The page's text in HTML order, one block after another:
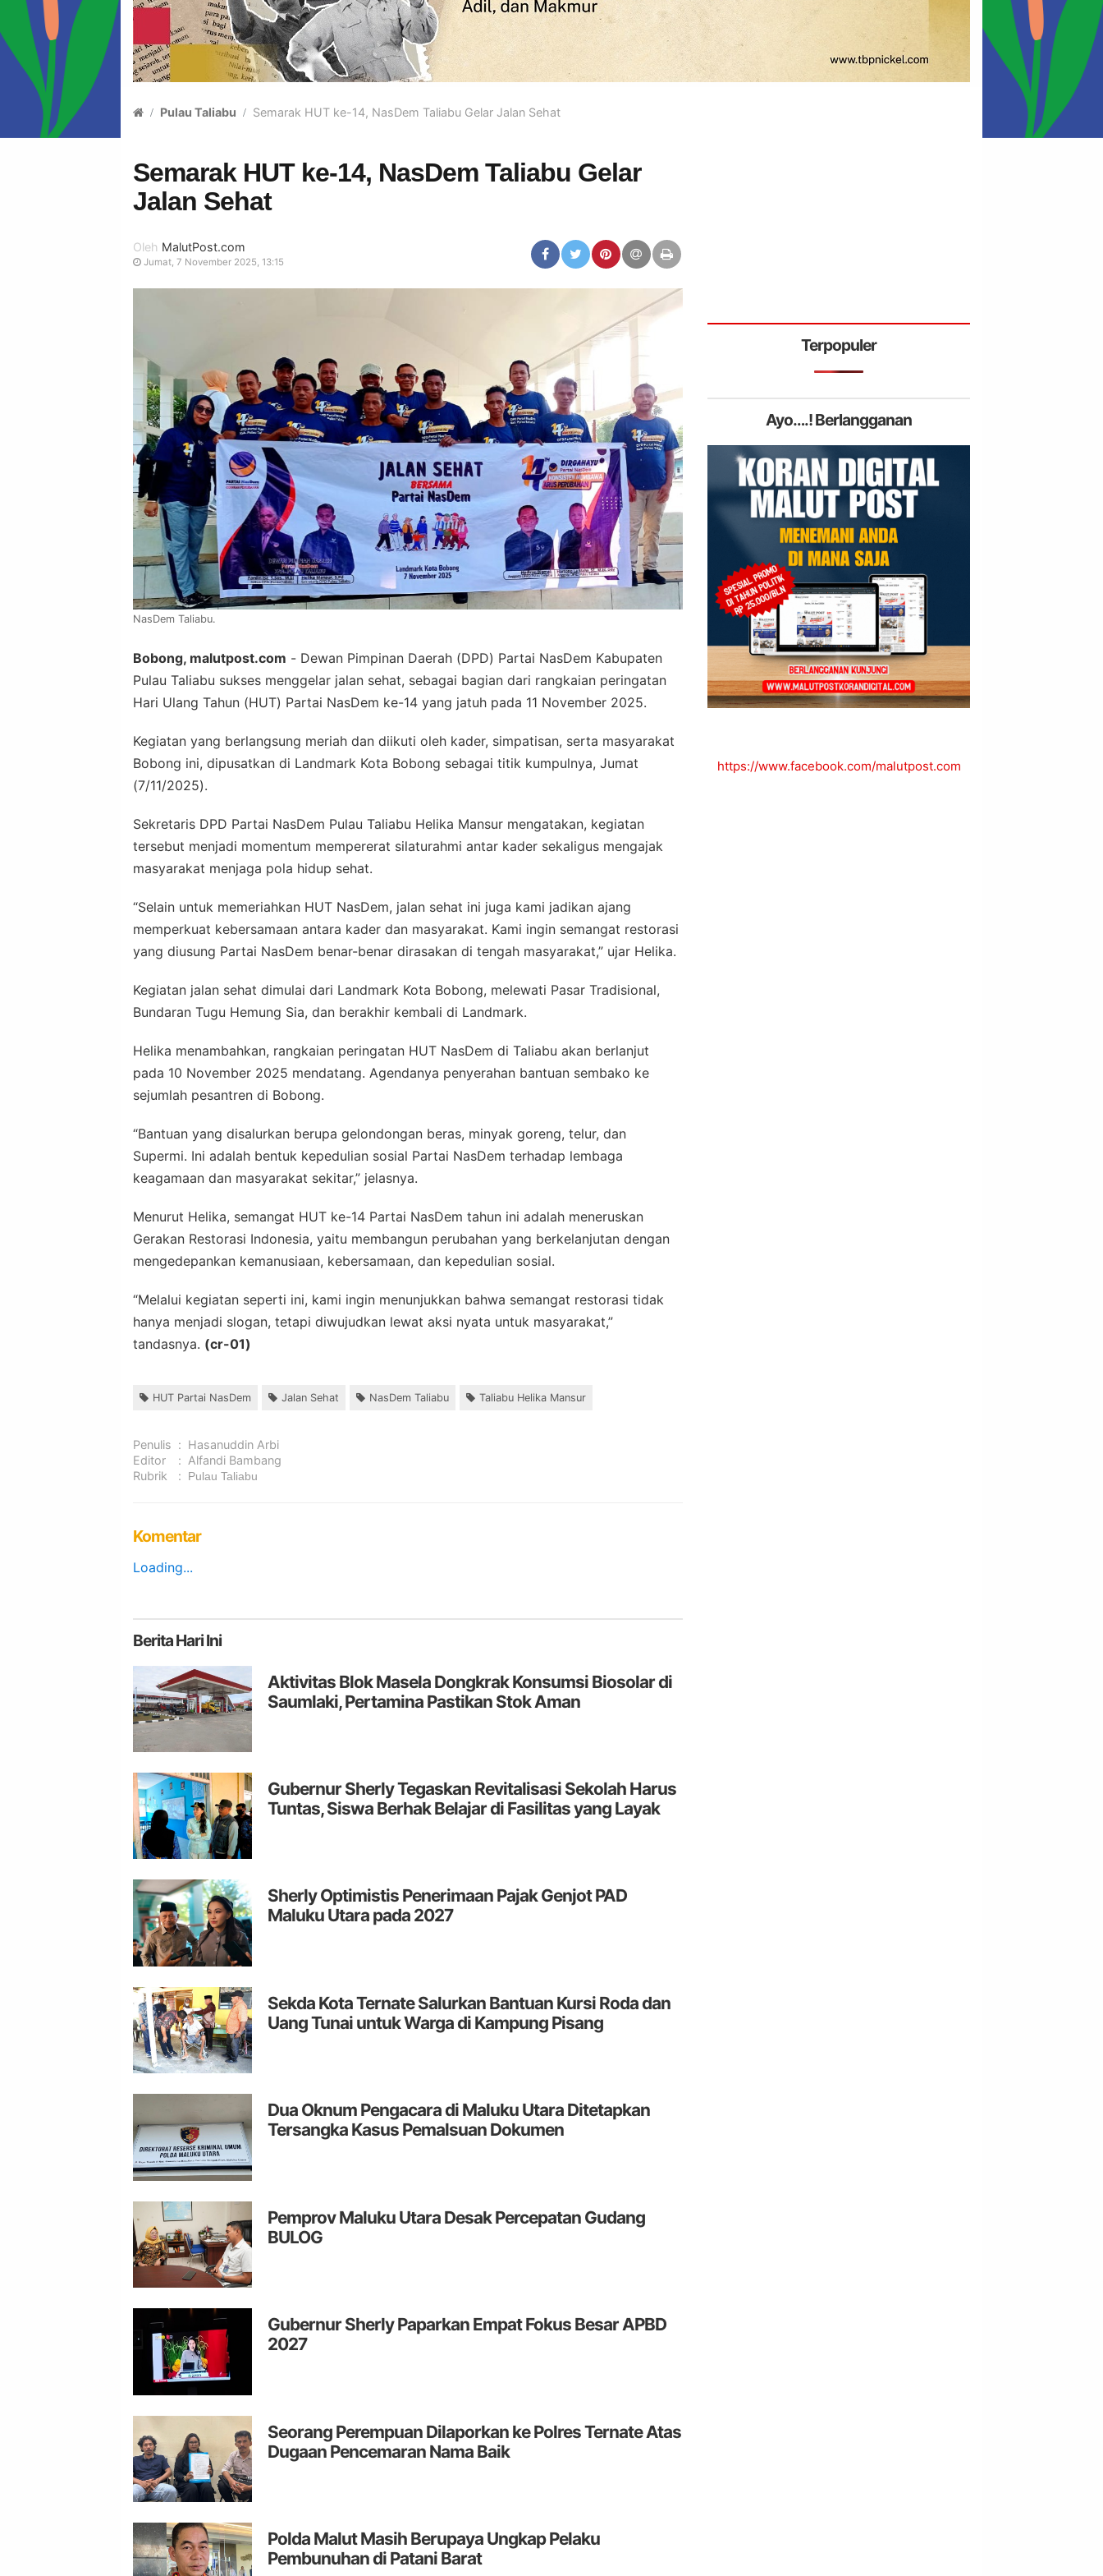
Pulau Taliabu Semarak HUT ke-14, NasDem Taliabu Gelar Jalan Sehat
Semarak HUT ke-14, NasDem Taliabu Gelar
Jalan Sehat
Oleh MalutPost.com
Jumat, 7 November 2025, 13:15
NasDem Taliabu.
Bobong, malutpost.com - Dewan Pimpinan Daerah (DPD) Partai NasDem Kabupaten
Pulau Taliabu sukses menggelar jalan sehat, sebagai bagian dari rangkaian peringatan
Hari Ulang Tahun (HUT) Partai NasDem ke-14 yang jatuh pada 11 November 2025.
Kegiatan yang berlangsung meriah dan diikuti oleh kader, simpatisan, serta masyarakat
Bobong ini, dipusatkan di Landmark Kota Bobong sebagai titik kumpulnya, Jumat
(7/11/2025).
Sekretaris DPD Partai NasDem Pulau Taliabu Helika Mansur mengatakan, kegiatan
tersebut menjadi momentum mempererat silaturahmi antar kader sekaligus mengajak
masyarakat menjaga pola hidup sehat.
“Selain untuk memeriahkan HUT NasDem, jalan sehat ini juga kami jadikan ajang
memperkuat kebersamaan antara kader dan masyarakat. Kami ingin semangat restorasi
yang diusung Partai NasDem benar-benar dirasakan di tengah masyarakat,” ujar Helika.
Kegiatan jalan sehat dimulai dari Landmark Kota Bobong, melewati Pasar Tradisional,
Bundaran Tugu Hemung Sia, dan berakhir kembali di Landmark.
Helika menambahkan, rangkaian peringatan HUT NasDem di Taliabu akan berlanjut
pada 10 November 2025 mendatang. Agendanya penyerahan bantuan sembako ke
sejumlah pesantren di Bobong.
“Bantuan yang disalurkan berupa gelondongan beras, minyak goreng, telur, dan
Supermi. Ini adalah bentuk kepedulian sosial Partai NasDem terhadap lembaga
keagamaan dan masyarakat sekitar,” jelasnya.
Menurut Helika, semangat HUT ke-14 Partai NasDem tahun ini adalah meneruskan
Gerakan Restorasi Indonesia, yaitu membangun perubahan yang berkelanjutan dengan
mengedepankan kemanusiaan, kebersamaan, dan kepedulian sosial.
“Melalui kegiatan seperti ini, kami ingin menunjukkan bahwa semangat restorasi tidak
hanya menjadi slogan, tetapi diwujudkan lewat aksi nyata untuk masyarakat,”
tandasnya. (cr-01)
HUT Partai NasDem Jalan Sehat NasDem Taliabu Taliabu Helika Mansur
Penulis : Hasanuddin Arbi
Editor
: Alfandi Bambang
Rubrik
: Pulau Taliabu
Komentar
Loading...
BeritaHari Ini
Aktivitas Blok Masela Dongkrak Konsumsi Biosolar di
Saumlaki, Pertamina Pastikan Stok Aman
Gubernur Sherly Tegaskan Revitalisasi Sekolah Harus
Tuntas, Siswa Berhak Belajar di Fasilitas yang Layak
Sherly Optimistis Penerimaan Pajak Genjot PAD
Maluku Utara pada 2027
Sekda Kota Ternate Salurkan Bantuan Kursi Roda dan
Uang Tunai untuk Warga di Kampung Pisang
Dua Oknum Pengacara di Maluku Utara Ditetapkan
Tersangka Kasus Pemalsuan Dokumen
Pemprov Maluku Utara Desak Percepatan Gudang
BULOG
Gubernur Sherly Paparkan Empat Fokus Besar APBD
2027
Seorang Perempuan Dilaporkan ke Polres Ternate Atas
Dugaan Pencemaran Nama Baik
Polda Malut Masih Berupaya Ungkap Pelaku
Pembunuhan di Patani Barat
Terpopuler
Ayo….! Berlangganan
https://www.facebook.com/malutpost.com